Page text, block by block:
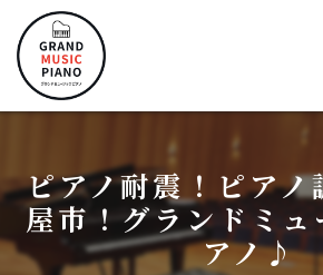
ピアノ耐震！ピアノ
屋市！グランドミュ
アノ♪